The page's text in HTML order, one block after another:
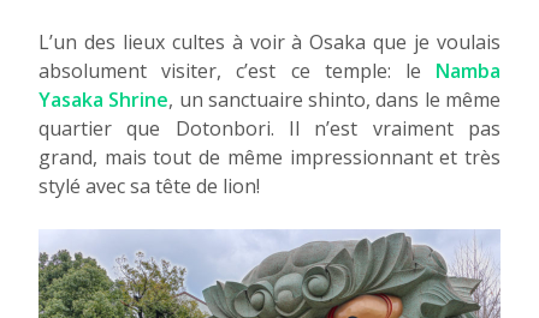
L’un des lieux cultes à voir à Osaka que je voulais
absolument visiter, c’est ce temple: le Namba
Yasaka Shrine, un sanctuaire shinto, dans le même
quartier que Dotonbori. Il n’est vraiment pas
grand, mais tout de même impressionnant et très
stylé avec sa tête de lion!